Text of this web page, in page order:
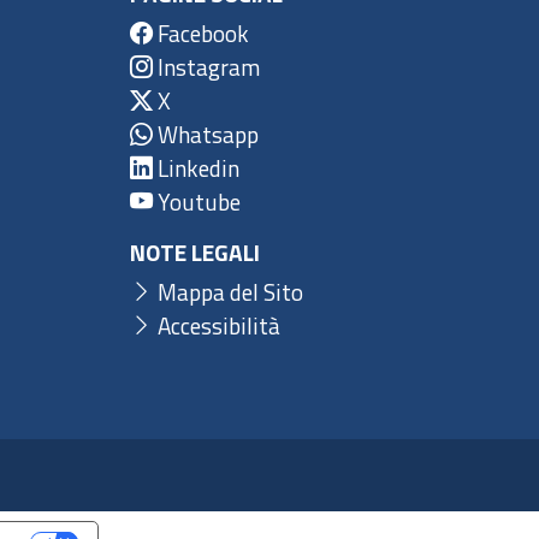
Facebook
Instagram
X
Whatsapp
Linkedin
Youtube
NOTE LEGALI
Mappa del Sito
Accessibilità